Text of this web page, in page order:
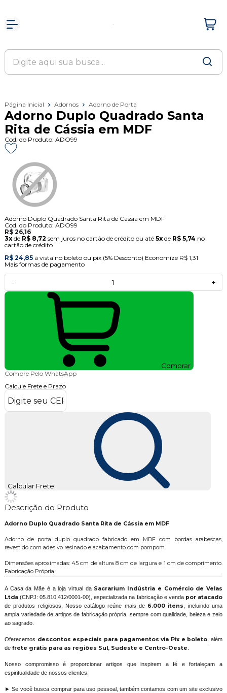
Página Inicial Adornos Adorno de Porta
Adorno Duplo Quadrado Santa
Rita de Cássia em MDF
Cod. do Produto: ADO99
Adorno Duplo Quadrado Santa Rita de Cássia em MDF
Cod. do Produto: ADO99
R$ 26,16
3xde R$ 8,72 sem juros no cartão de crédito ou até 5xde R$ 5,74 no
cartão de crédito
R$ 24,85 à vista no boleto ou pix (5% Desconto) Economize R$ 1,31
Mais formas de pagamento
- +
Comprar
Compre Pelo WhatsApp
Calcule Frete e Prazo
Calcular Frete
Descrição do Produto
Adorno Duplo Quadrado Santa Rita de Cássia em MDF
Adorno de porta duplo quadrado fabricado em MDF com bordas arabescas,
revestido com adesivo resinado e acabamento com pompom.
Dimensões aproximadas: 45 cm de altura 8 cm de largura e 1 cm de comprimento.
Fabricação Própria.
A Casa da Mãe é a loja virtual daSacrarium Indústria e Comércio de Velas
Ltda(CNPJ: 05.810.412/0001-00), especializada na fabricação e venda por atacado
de produtos religiosos. Nosso catálogo reúne mais de 6.000 itens
, incluindo uma
ampla variedade de artigos de fabricação própria, sempre com qualidade, beleza e zelo
ao sagrado.
Oferecemos descontos especiais para pagamentos via Pix e boleto , além
de frete grátis para as regiões Sul, Sudeste e Centro-Oeste
Nosso compromisso é proporcionar artigos que inspirem a fé e fortaleçam a
espiritualidade de nossos clientes.
► Se você busca comprar para uso pessoal, também contamos com um site exclusivo